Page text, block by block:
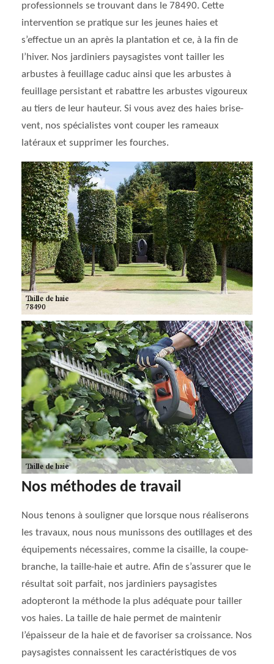
professionnels se trouvant dans le 78490. Cette
intervention se pratique sur les jeunes haies et
s’effectue un an après la plantation et ce, à la fin de
l’hiver. Nos jardiniers paysagistes vont tailler les
arbustes à feuillage caduc ainsi que les arbustes à
feuillage persistant et rabattre les arbustes vigoureux
au tiers de leur hauteur. Si vous avez des haies brise-
vent, nos spécialistes vont couper les rameaux
latéraux et supprimer les fourches.
Nos méthodes de travail
Nous tenons à souligner que lorsque nous réaliserons
les travaux, nous nous munissons des outillages et des
équipements nécessaires, comme la cisaille, la coupe-
branche, la taille-haie et autre. Afin de s’assurer que le
résultat soit parfait, nos jardiniers paysagistes
adopteront la méthode la plus adéquate pour tailler
vos haies. La taille de haie permet de maintenir
l’épaisseur de la haie et de favoriser sa croissance. Nos
paysagistes connaissent les caractéristiques de vos